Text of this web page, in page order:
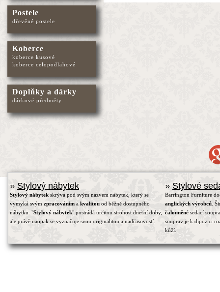
Postele
dřevěné postele
Koberce
koberce kusové
koberce celopodlahové
Doplňky a dárky
dárkové předměty
» Stylový nábytek
Stylový nábytek skrývá pod svým názvem nábytek, který se
vymyká svým zpracováním a kvalitou od běžně dostupného
nábytku. "Stylový nábytek" postrádá určitou strohost dnešní doby,
ale právě naopak se vyznačuje svou originalitou a nadčasovostí.
» Stylové
Barrington Furniture
anglických výrobců.
čalouněnésedací
souprav je k dipozici
kůží.